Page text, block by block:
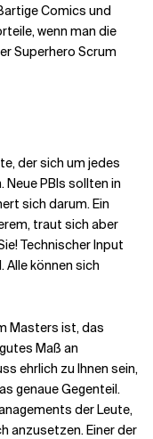
Comics und
wenn man die
Superhero Scrum
der sich um jedes
PBIs sollten in
sich darum. Ein
traut sich aber
Technischer Input
Alle können sich
Masters ist, das
Maß an
ehrlich zu Ihnen sein,
genaue Gegenteil.
der Leute,
anzusetzen. Einer der